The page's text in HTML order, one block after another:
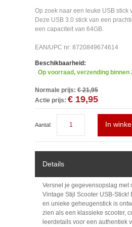
Op zoek naar een leuke USB stick
Deze USB 3.0 stick van een
een capaciteit van 64GB.
EAN/UPC nr: 8720849674614
Beschikbaarheid:
Op voorraad, verzending binnen
Normale prijs: € 21,95
Actie prijs: € 19,95
Aantal: In
Details
Versnel je gegevensopslag met
Vintage Stijl Scooter USB-Stick!
en unieke geheugenstick is
zien als een klassieke scooter,
leerdetails voor een authentiek